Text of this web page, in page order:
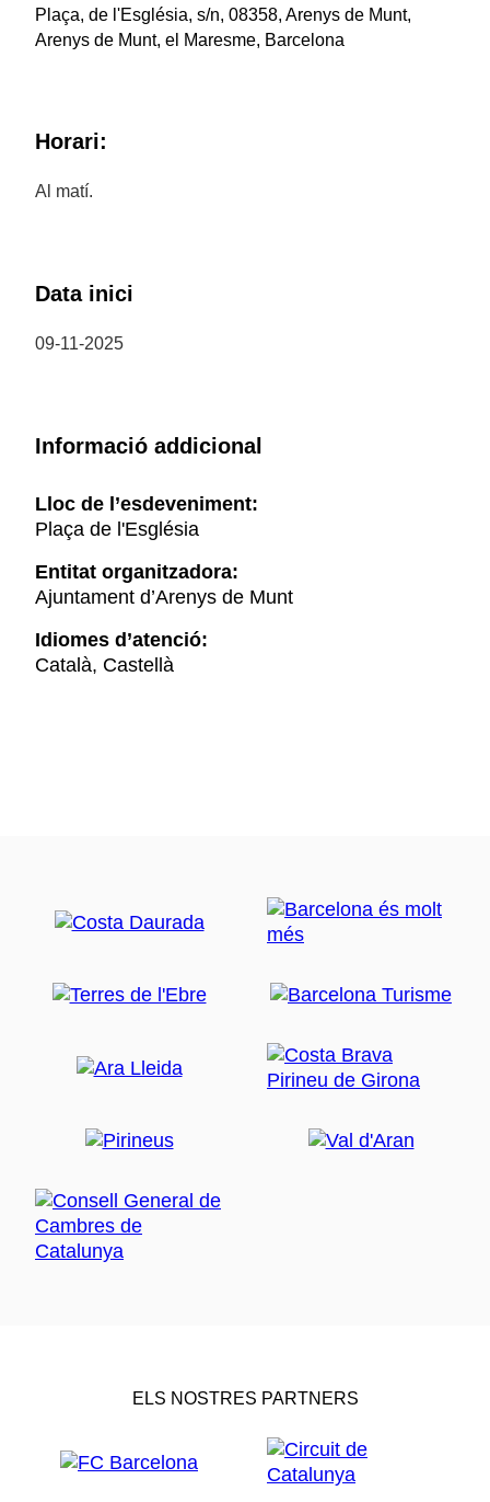
Plaça, de l'Església, s/n, 08358, Arenys de Munt,
Arenys de Munt, el Maresme, Barcelona
Horari:
Al matí.
Data inici
09-11-2025
Informació addicional
Lloc de l’esdeveniment:
Plaça de l'Església
Entitat organitzadora:
Ajuntament d’Arenys de Munt
Idiomes d’atenció:
Català, Castellà
ELS NOSTRES PARTNERS